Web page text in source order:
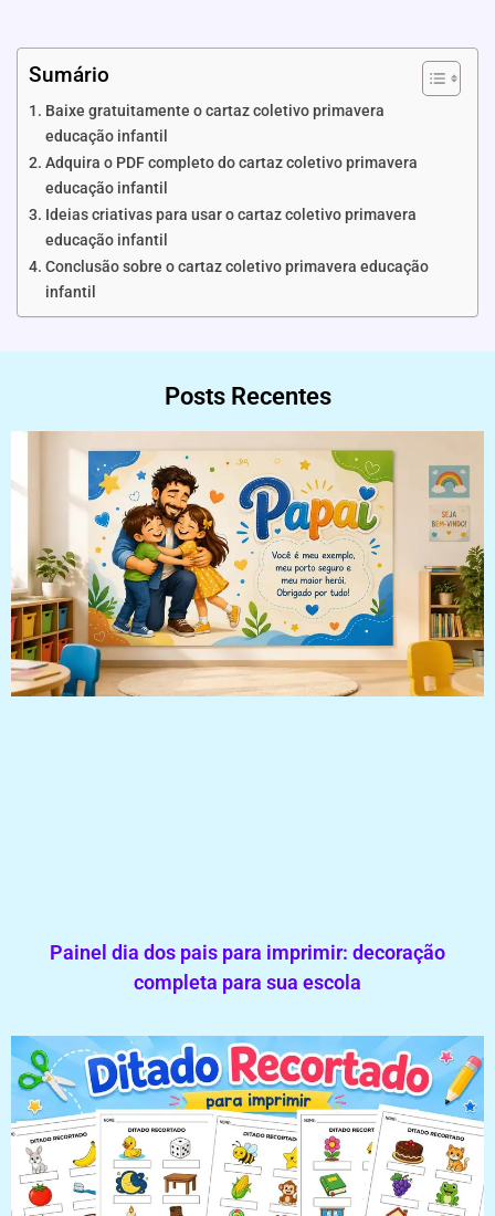
Sumário
Baixe gratuitamente o cartaz coletivo primavera
educação infantil
Adquira o PDF completo do cartaz coletivo primavera
educação infantil
Ideias criativas para usar o cartaz coletivo primavera
educação infantil
Conclusão sobre o cartaz coletivo primavera educação
infantil
Posts Recentes
Painel dia dos pais para imprimir: decoração
completa para sua escola